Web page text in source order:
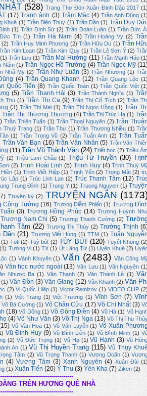
(528) Trang Thơ Đón Xuân Đinh Dậu 2017
(17) Tranh ảnh (3) Trầm Mặc (4) Trần Anh Dũng
Khuê (1) Trần Biên Thùy (1) Trần Dần (1) Trần Duy
(1) Trần Đình Sử (2) Trần Đoàn Luận (1) Trần Đức
Tín (1) Trần Hà Nam (4) Trần Hoàng Vy (2)
(2) Trần Huy Minh Phương (2) Trần Hữu Du (1) Trần
Kim Loan (2) Trần Kim Quy (1) Trần Lê Sơn Ý (2)
(1) Trần Lưu (1) Trần Mai Hường (11) Trần Mạnh Hảo
Năm (1) Trần Ngọc Hồ Trường (4) Trần Ngọc Mỹ
Nhã My (2) Trần Như Luận (3) Trần Nhương (1)
(4) Trần Quang Khanh (12) Trần Quang Lộc
Quốc Tiến (8) Trần Quốc Toàn (1) Trần Quốc Việt
(5) Trần Thanh Hải (3) Trần Thành Nghĩa (1)
Thu (1) Trần Thi Ca (9) Trần Thị Cổ Tích (2) Trần
(3) Trần Thị Mai (1) Trần Thị Ngọc Hồng (1) Trần
Trần Thị Thương Thương (4) Trần Thị Trúc Hạ (1)
Trần Thiện Tuấn (1) Trần Thoại Nguyên (2) Trần
Thuỳ Trang (1) Trần Thư (1) Trần Thương Nhiều (1)
(1) Trần Trọng Vũ (2) Trần Tuấn Anh (2) Trần
Trần Văn Bạn (16) Trần Văn Nhân (5) Trần Văn
(11) Trần Võ Thành Văn (24) Triết học (2) Triều
(2) Triệu Lam Châu (1) Triệu Từ Truyền (30)
(2) Trịnh Hoài Linh (5) Trịnh Huy (4) Trịnh Thuỳ
(1) Trịnh Viết Hiệp (1) Trịnh Yến (2) Trọng Mật (2)
Lập (1) Trúc Linh Lan (2) Trúc Thanh Tâm (12)
Trung Đỉnh (1) Trung Y (1) Truong Nguyen (1)
Truyện ký (2) TRUYỆN NGẮN
Công Tưởng (16) Trương Diễm Phiến (1) Trương
(3) Trương Hồng Phúc (14) Trương Huỳnh
Trương Nam Chi (5) Trương Thanh Cường (2)
Tâm (22) Trương Thị Thúy (2) Trường Thịnh
Dân (21) Trương Viết Hùng (1) TTM (1) Tuấn
(1) Tuti (2) Tuỳ bút (2) TÙY BÚT (120) Tuyết Nhung
(1) Tường Vi (1) TX (1) Út Lãng Tử (1) Uyên Khuê (2)
(1) Vành Khuyên (1) Văn (2483) Văn Công
Văn học nước ngoài (13) Văn Lưu (1) Văn Nguyên
Nhược Ba (1) Văn Thạnh (2) Văn Thành Lê (1)
(1) Vân Đồn (3) Vân Giang (12) Vân Khanh (2) Vân
(2) Vi Quốc Hiệp (1) Victor Remizov (1) VIDEO CLIP
(1) Việt Trang (1) Việt Trương (1) Vĩnh Sơn (7)
Võ Bá Cường (1) Võ Chân Cửu (17) Võ Chí Nhất (3)
(18) Võ Dõng (1) Võ Đông Điền (4) Võ Hà (1) Võ
(4) Võ Như Văn (3) Võ Thị Nga (13) Võ Thị Thu
Võ Văn Hoa (1) Võ Văn Luyến (1) Võ Xuân
Vũ Đình Huy (9) Vũ Đình Liên (1) Vũ Đình Minh (1)
(2) Vũ Đức Trọng (1) Vũ Hạ (1) Vũ Hạnh (3) Vũ
An (1) Vũ Thị Huyền Trang (115) Vũ Thụy
Tâm (2) Vũ Trọng Thanh (1) Vương Doãn (1)
(4) Vương Tâm (3) Xanh Nguyên (4) Xuân Đài
(1) Xuân Tiến (20) Ý Thu (3) Yên Kha (7) Ziken (2)
TRÊN HƯƠNG QUÊ NHÀ